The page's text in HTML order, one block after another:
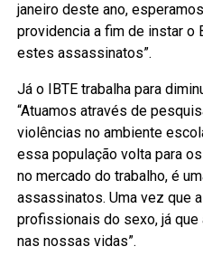
janeiro deste ano,
providencia a fim de instar o
estes assassinatos”.
Já o IBTE trabalha para
“Atuamos através de
violências no ambiente
essa população volta para
no mercado do trabalho, é
assassinatos. Uma vez que
profissionais do sexo, já
nas nossas vidas”.